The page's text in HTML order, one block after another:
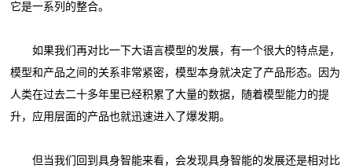
它是一系列的整合。
如果我们再对比一下大语言模型的发展，有一个很大的特点是，
模型和产品之间的关系非常紧密，模型本身就决定了产品形态。因为
人类在过去二十多年里已经积累了大量的数据，随着模型能力的提
升，应用层面的产品也就迅速进入了爆发期。
但当我们回到具身智能来看，会发现具身智能的发展还是相对比